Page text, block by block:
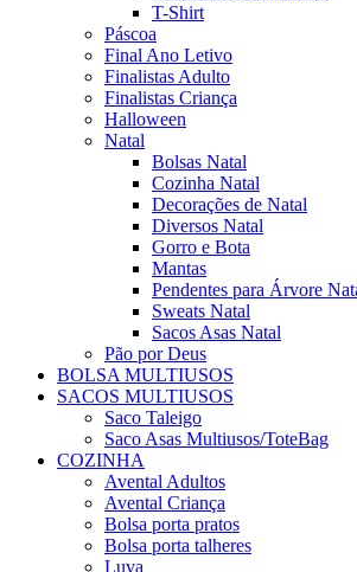
T-Shirt
Páscoa
Final Ano Letivo
Finalistas Adulto
Finalistas Criança
Halloween
Natal
Bolsas Natal
Cozinha Natal
Decorações de Natal
Diversos Natal
Gorro e Bota
Mantas
Pendentes para Árvore
Sweats Natal
Sacos Asas Natal
Pão por Deus
BOLSA MULTIUSOS
SACOS MULTIUSOS
Saco Taleigo
Saco Asas Multiusos/ToteBag
COZINHA
Avental Adultos
Avental Criança
Bolsa porta pratos
Bolsa porta talheres
Luva